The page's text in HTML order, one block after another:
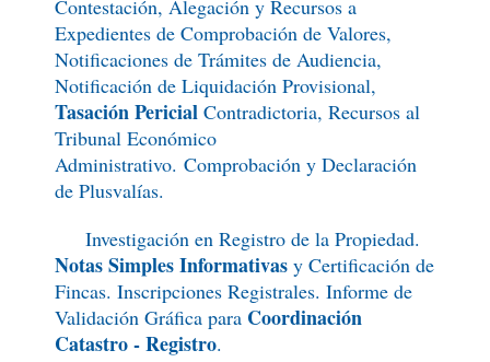
Contestación, Alegación y Recursos a
Expedientes de Comprobación de Valores,
Notificaciones de Trámites de Audiencia,
Notificación de Liquidación Provisional,
Tasación Pericial Contradictoria, Recursos al
Tribunal Económico
Administrativo. Comprobación y Declaración
de Plusvalías.
Investigación en Registro de la Propiedad.
Notas Simples Informativas y Certificación de
Fincas. Inscripciones Registrales. Informe de
Validación Gráfica para Coordinación
Catastro - Registro.